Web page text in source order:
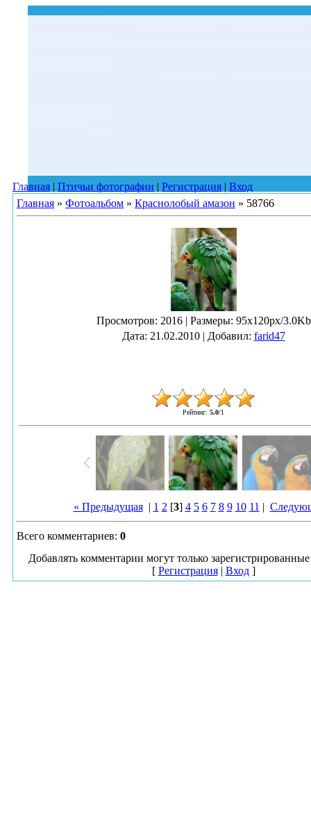
Главная | Птичьи фотографии | Регистрация | Вход
Главная » Фотоальбом » Краснолобый амазон » 58766
Просмотров: 2016 | Размеры: 95x120px/3.0Kb
Дата: 21.02.2010 | Добавил: farid47
Рейтинг: 5.0/1
« Предыдущая| 1 2 [3] 4 5 6 7 8 9 10 11 |
Всего комментариев: 0
Добавлять комментарии могут только
[ Регистрация| Вход]